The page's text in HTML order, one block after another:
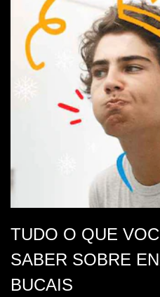
TUDO O QUE
SABER SOBRE
BUCAIS